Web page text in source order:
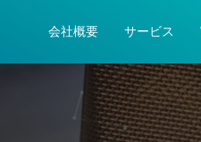
会社概要 サービス